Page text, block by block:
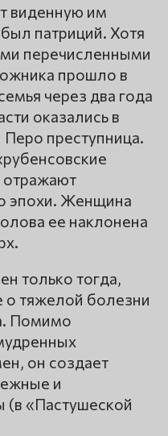
виденную им
патриций. Хотя
перечисленными
прошло в
через два года
оказались в
преступница.
эпохи. Женщина
ее наклонена
только тогда,
о тяжелой болезни
Помимо
он создает
и
(в «Пастушеской